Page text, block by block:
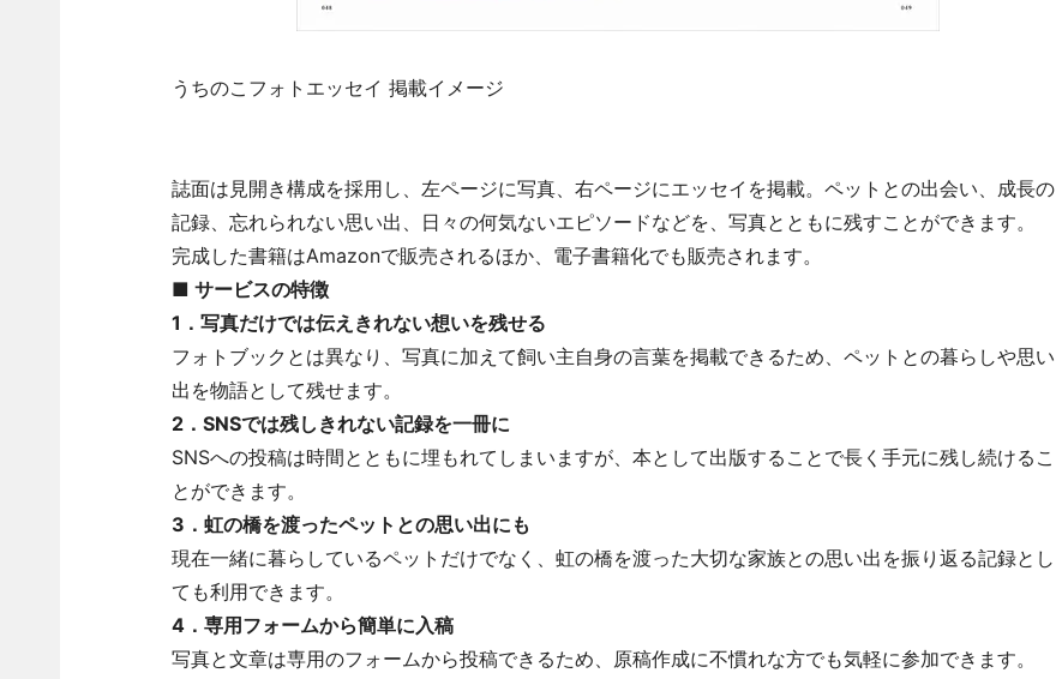
うちのこフォトエッセイ 掲載イメージ
誌面は見開き構成を採用し、左ページに写真、右ページにエッセイを掲載。ペットとの出会い、成長の
記録、忘れられない思い出、日々の何気ないエピソードなどを、写真とともに残すことができます。
完成した書籍はAmazonで販売されるほか、電子書籍化でも販売されます。
■ サービスの特徴
1．写真だけでは伝えきれない想いを残せる
フォトブックとは異なり、写真に加えて飼い主自身の言葉を掲載できるため、ペットとの暮らしや思い
出を物語として残せます。
2．SNSでは残しきれない記録を一冊に
SNSへの投稿は時間とともに埋もれてしまいますが、本として出版することで長く手元に残し続けるこ
とができます。
3．虹の橋を渡ったペットとの思い出にも
現在一緒に暮らしているペットだけでなく、虹の橋を渡った大切な家族との思い出を振り返る記録とし
ても利用できます。
4．専用フォームから簡単に入稿
写真と文章は専用のフォームから投稿できるため、原稿作成に不慣れな方でも気軽に参加できます。